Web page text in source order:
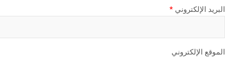
البريد الإلكتروني *
الموقع الإلكتروني